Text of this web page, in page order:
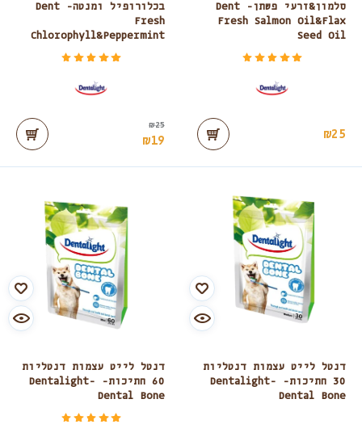
סלמון&זרעי פשתן- Dent
Fresh Salmon Oil&Flax
Seed Oil
₪25
בכלורופיל ומנטה- Dent
Fresh
Chlorophyll&Peppermint
₪25
₪19
דנטל לייט עצמות דנטליות
30 חתיכות- Dentalight-
Dental Bone
דנטל לייט עצמות דנטליות
60 חתיכות- Dentalight-
Dental Bone